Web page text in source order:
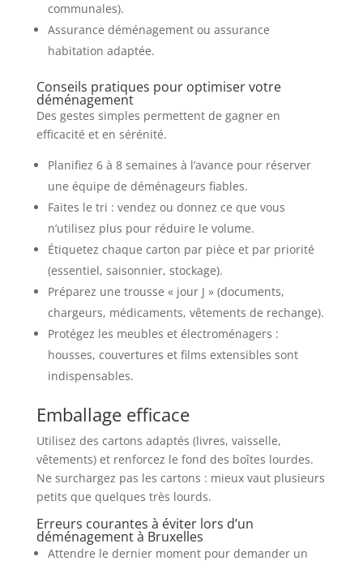
communales).
Assurance déménagement ou assurance
habitation adaptée.
Conseils pratiques pour optimiser votre
déménagement
Des gestes simples permettent de gagner en
efficacité et en sérénité.
Planifiez 6 à 8 semaines à l’avance pour réserver
une équipe de déménageurs fiables.
Faites le tri : vendez ou donnez ce que vous
n’utilisez plus pour réduire le volume.
Étiquetez chaque carton par pièce et par priorité
(essentiel, saisonnier, stockage).
Préparez une trousse « jour J » (documents,
chargeurs, médicaments, vêtements de rechange).
Protégez les meubles et électroménagers :
housses, couvertures et films extensibles sont
indispensables.
Emballage efficace
Utilisez des cartons adaptés (livres, vaisselle,
vêtements) et renforcez le fond des boîtes lourdes.
Ne surchargez pas les cartons : mieux vaut plusieurs
petits que quelques très lourds.
Erreurs courantes à éviter lors d’un
déménagement à Bruxelles
Attendre le dernier moment pour demander un